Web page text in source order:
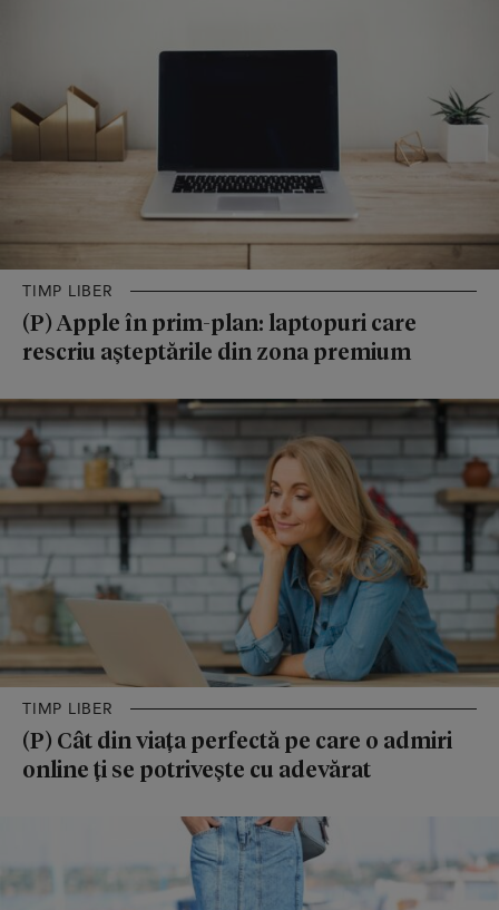
TIMP LIBER
(P) Apple în prim-plan: laptopuri care
rescriu așteptările din zona premium
TIMP LIBER
(P) Cât din viața perfectă pe care o admiri
online ți se potrivește cu adevărat